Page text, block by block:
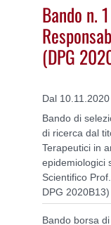
Bando n.
(DPG
Dal
Bando di
di ricerca dal
Terapeutici in
epidemiologici
Scientifico
DPG 2020B13)
Bando borsa